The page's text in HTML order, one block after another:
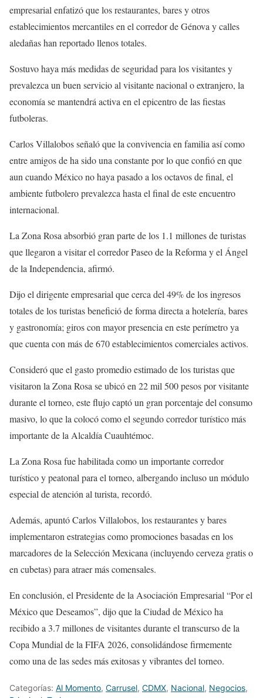
empresarial enfatizó que los restaurantes, bares y otros
establecimientos mercantiles en el corredor de Génova y calles
aledañas han reportado llenos totales.
Sostuvo haya más medidas de seguridad para los visitantes y
prevalezca un buen servicio al visitante nacional o extranjero, la
economía se mantendrá activa en el epicentro de las fiestas
futboleras.
Carlos Villalobos señaló que la convivencia en familia así como
entre amigos de ha sido una constante por lo que confió en que
aun cuando México no haya pasado a los octavos de final, el
ambiente futbolero prevalezca hasta el final de este encuentro
internacional.
La Zona Rosa absorbió gran parte de los 1.1 millones de turistas
que llegaron a visitar el corredor Paseo de la Reforma y el Ángel
de la Independencia, afirmó.
Dijo el dirigente empresarial que cerca del 49% de los ingresos
totales de los turistas benefició de forma directa a hotelería, bares
y gastronomía; giros con mayor presencia en este perímetro ya
que cuenta con más de 670 establecimientos comerciales activos.
Consideró que el gasto promedio estimado de los turistas que
visitaron la Zona Rosa se ubicó en 22 mil 500 pesos por visitante
durante el torneo, este flujo captó un gran porcentaje del consumo
masivo, lo que la colocó como el segundo corredor turístico más
importante de la Alcaldía Cuauhtémoc.
La Zona Rosa fue habilitada como un importante corredor
turístico y peatonal para el torneo, albergando incluso un módulo
especial de atención al turista, recordó.
Además, apuntó Carlos Villalobos, los restaurantes y bares
implementaron estrategias como promociones basadas en los
marcadores de la Selección Mexicana (incluyendo cerveza gratis o
en cubetas) para atraer más comensales.
En conclusión, el Presidente de la Asociación Empresarial “Por el
México que Deseamos”, dijo que la Ciudad de México ha
recibido a 3.7 millones de visitantes durante el transcurso de la
Copa Mundial de la FIFA 2026, consolidándose firmemente
como una de las sedes más exitosas y vibrantes del torneo.
Categorías: Al Momento, Carrusel, CDMX, Nacional, Negocios,